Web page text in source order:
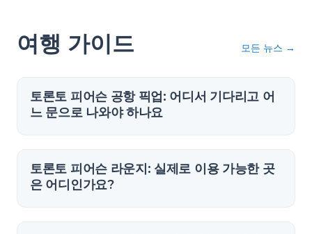
여행 가이드 모든 뉴스 →
토론토 피어슨 공항 픽업: 어디서 기다리고 어
느 문으로 나와야 하나요
토론토 피어슨 라운지: 실제로 이용 가능한 곳
은 어디인가요?